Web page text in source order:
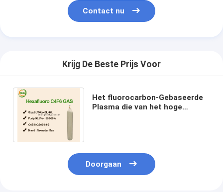
Contact nu
Krijg De Beste Prijs Voor
Het fluorocarbon-Gebaseerde
Plasma die van het hoge
Doorgaan